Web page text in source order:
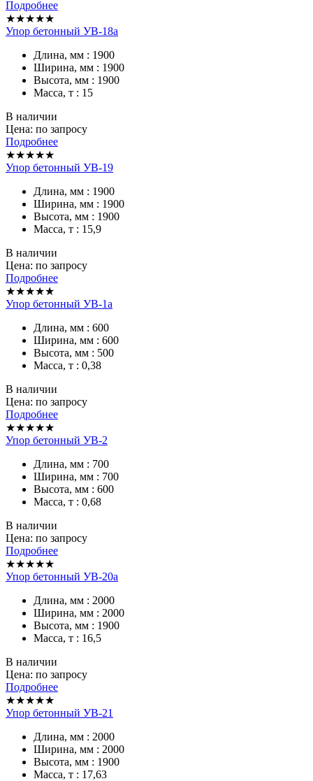
Подробнее
★★★★★
Упор бетонный УВ-18а
Длина, мм : 1900
Ширина, мм : 1900
Высота, мм : 1900
Масса, т : 15
В наличии
Цена: по запросу
Подробнее
★★★★★
Упор бетонный УВ-19
Длина, мм : 1900
Ширина, мм : 1900
Высота, мм : 1900
Масса, т : 15,9
В наличии
Цена: по запросу
Подробнее
★★★★★
Упор бетонный УВ-1а
Длина, мм : 600
Ширина, мм : 600
Высота, мм : 500
Масса, т : 0,38
В наличии
Цена: по запросу
Подробнее
★★★★★
Упор бетонный УВ-2
Длина, мм : 700
Ширина, мм : 700
Высота, мм : 600
Масса, т : 0,68
В наличии
Цена: по запросу
Подробнее
★★★★★
Упор бетонный УВ-20а
Длина, мм : 2000
Ширина, мм : 2000
Высота, мм : 1900
Масса, т : 16,5
В наличии
Цена: по запросу
Подробнее
★★★★★
Упор бетонный УВ-21
Длина, мм : 2000
Ширина, мм : 2000
Высота, мм : 1900
Масса, т : 17,63